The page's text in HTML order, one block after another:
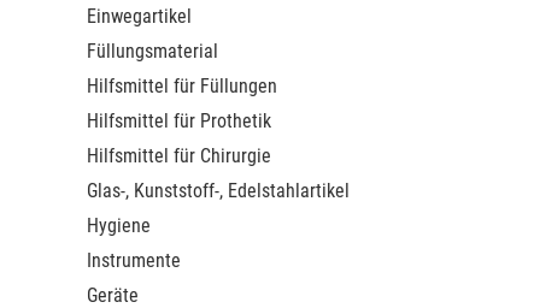
Einwegartikel
Füllungsmaterial
Hilfsmittel für Füllungen
Hilfsmittel für Prothetik
Hilfsmittel für Chirurgie
Glas-, Kunststoff-, Edelstahlartikel
Hygiene
Instrumente
Geräte